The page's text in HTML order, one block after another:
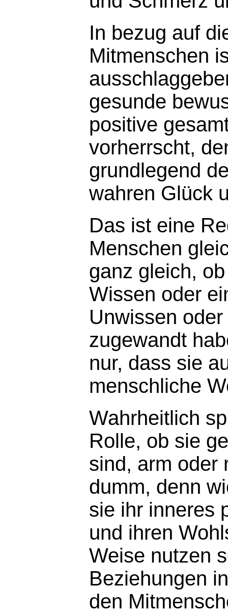
In bezug auf
Mitmenschen
gesunde
positive
vorherrscht,
grundlegend
wahren Glück
Das ist eine
Menschen
ganz gleich,
Wissen oder
Unwissen
zugewandt
nur, dass sie
menschliche
Wahrheitlich
Rolle, ob sie
sind, arm oder
dumm, denn
sie ihr inneres
und ihren
Weise nutzen
Beziehungen
den